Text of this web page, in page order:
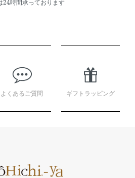
24時間承っております
よくあるご質問 ギフトラッピング